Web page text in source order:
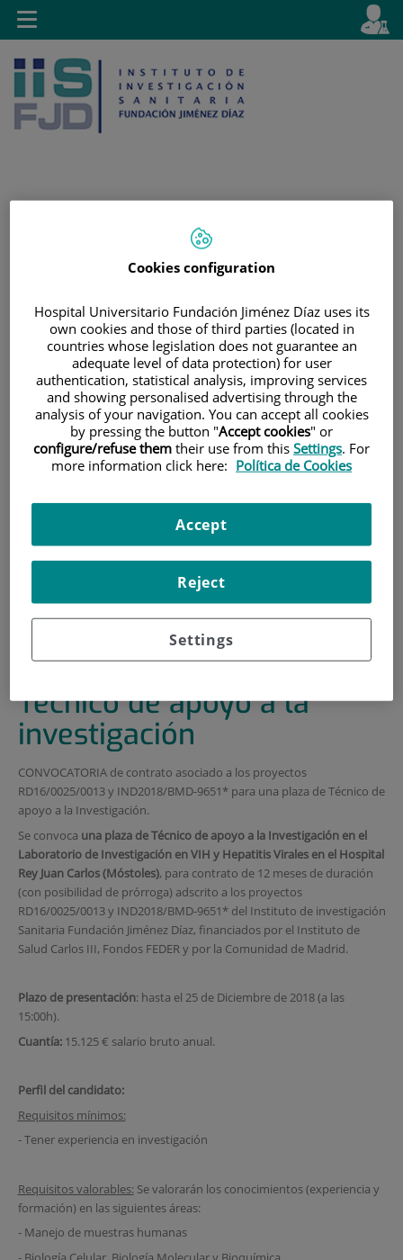
Saltar al contenido
activo
es
Toggle
navigation
|FORMACIÓN Y EMPLEO
|OFERTAS DE EMPLEO
PROYECTO RD16/0025/0013 Y IND2018/BMD-9651 DE
TÉCNICO DE APOYO A LA INVESTIGACIÓN
CONVOCATORIA de
contrato asociado a
proyecto RD16/0025/0013
y IND2018/BMD-9651 de
Técnico de apoyo a la
investigación
CONVOCATORIA de contrato asociado a los proyectos
RD16/0025/0013 y IND2018/BMD-9651* para una plaza de Técnico de
apoyo a la Investigación.
Se convoca una plaza de Técnico de apoyo a la Investigación en el
Laboratorio de Investigación en VIH y Hepatitis Virales en el Hospital
Rey Juan Carlos (Móstoles), para contrato de 12 meses de duración
(con posibilidad de prórroga) adscrito a los proyectos
RD16/0025/0013 y IND2018/BMD-9651* del Instituto de investigación
Sanitaria Fundación Jiménez Díaz, financiados por el Instituto de
Salud Carlos III, Fondos FEDER y por la Comunidad de Madrid.
Plazo de presentación: hasta el 25 de Diciembre de 2018 (a las
15:00h).
Cuantía:15.125 € salario bruto anual.
Perfil del candidato:
Requisitos mínimos:
- Tener experiencia en investigación
Requisitos valorables:Se valorarán los conocimientos (experiencia y
formación) en las siguientes áreas:
- Manejo de muestras humanas
Cookies configuration
Hospital Universitario Fundación Jiménez Díaz uses its
own cookies and those of third parties (located in
countries whose legislation does not guarantee an
adequate level of data protection) for user
authentication, statistical analysis, improving services
and showing personalised advertising through the
analysis of your navigation. You can accept all cookies
by pressing the button "Accept cookies" or
configure/refuse them their use from this Settings. For
more information click here: Política de Cookies
Settings
Reject
Accept